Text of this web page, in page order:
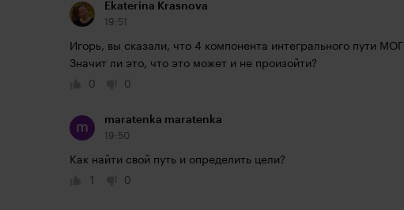
Ekaterina Krasnova
19:51
Игорь, вы сказали, что 4 компонента интегрального пути
Значит ли это, что это может и не произойти?
0
0
maratenka maratenka
19:50
Как найти свой путь и определить цели?
1
0